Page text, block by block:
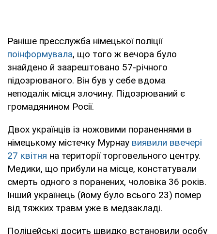
Раніше пресслужба німецької поліції
поінформувала, що того ж вечора було
знайдено й заарештовано 57-річного
підозрюваного. Він був у себе вдома
неподалік місця злочину. Підозрюваний є
громадянином Росії.
Двох українців із ножовими пораненнями в
німецькому містечку Мурнау виявили ввечері
27 квітня на території торговельного центру.
Медики, що прибули на місце, констатували
смерть одного з поранених, чоловіка 36 років.
Інший українець (йому було всього 23) помер
від тяжких травм уже в медзакладі.
Поліцейські досить швидко встановили особу